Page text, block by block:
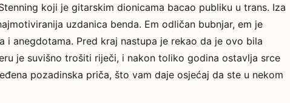
koji je gitarskim dionicama bacao publiku u trans. Iza
uzdanica benda. Em odličan bubnjar, em je
i anegdotama. Pred kraj nastupa je rekao da je ovo bila
je suvišno trošiti riječi, i nakon toliko godina ostavlja srce
pozadinska priča, što vam daje osjećaj da ste u nekom